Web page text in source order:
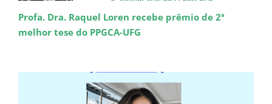
Profa. Dra. Raquel Loren recebe prêmio de 2ª
melhor tese do PPGCA-UFG